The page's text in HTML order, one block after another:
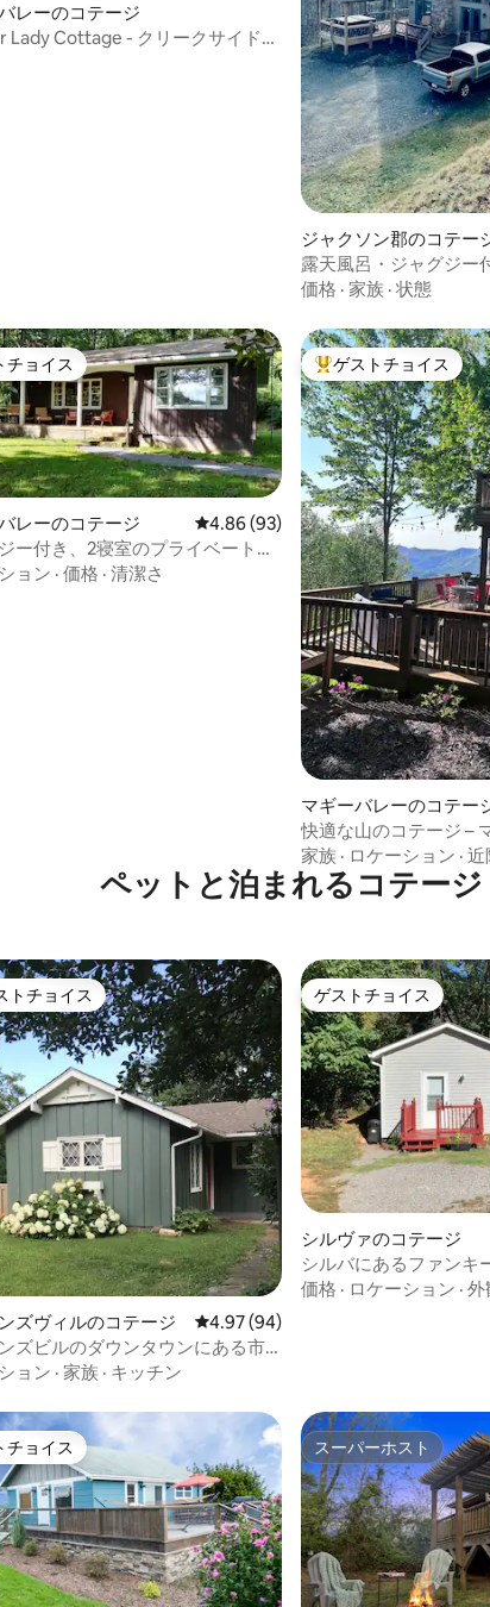
星中5つ星の平均評価
レーのコテージ
Lady Cottage - クリークサイド、
ジャクソン郡のコテー
露天風呂・ジャグジー
コテージ
価格 · 家族 · 状態
中4.97つ星の平均評価
チョイス
チョイス
レーのコテージ レビュー93件、5つ星中4.86つ星の
4.86 (93)
ー付き、2寝室のプライベート山
ョン · 価格 · 清潔さ
大好評のゲストチョイ
ゲストチョイス
マギーバレーのコテー
快適な山のコテージ –
家族 · ロケーション · 近
ペットと泊まれるコテージ
星中5つ星の平均評価
のゲストチョイスです。
トチョイス
ズヴィルのコテージ レビュー94件、5つ星中4.97つ星の平
4.97 (94)
ズビルのダウンタウンにある市
ージ
ョン · 家族 · キッチン
ゲストチョイス
ゲストチョイス
シルヴァのコテージ
シルバにあるファンキ
伴OK
価格 · ロケーション · 外
チョイス
チョイス スーパーホスト
スーパーホスト